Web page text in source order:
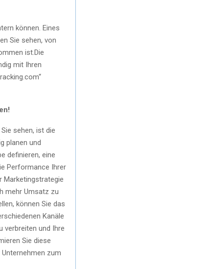
können. Eines
Sie sehen, von
ist.Die
mit Ihren
sehen, ist die
planen und
definieren, eine
Performance Ihrer
Marketingstrategie
mehr Umsatz zu
können Sie das
Kanäle
verbreiten und Ihre
Sie diese
zum